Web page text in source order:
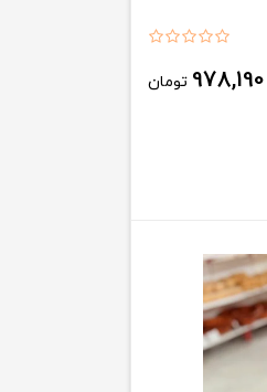
978,190 تومان